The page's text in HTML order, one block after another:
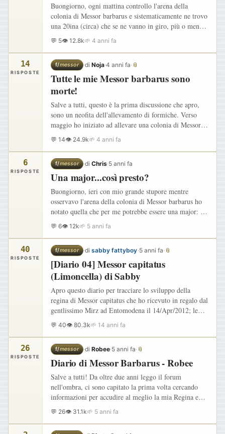
Buongiorno, ogni mattina controllo l'arena della
colonia di Messor barbarus e sistematicamente ne trovo
una 20ina (circa) che se ne vanno in giro, più o meno
freneticamente, ognuna nello svolgimento del proprio
compito!…
💬 5👁 12.8k🌱 4 anni fa
14
RISPOSTE
f/messor ·di Noja·4 anni fa·📎
Tutte le mie Messor barbarus sono
morte!
Salve a tutti, questo è la prima discussione che apro,
sono un neofita dell'allevamento di formiche. Verso
maggio ho iniziato ad allevare una colonia di Messor
barbarus composta da non più di 10 formiche. Fino a
Luglio…
💬 14👁 24.9k🌱 4 anni fa
6
RISPOSTE
f/messor ·di Chris·5 anni fa
Una major...così presto?
Buongiorno, ieri con mio grande stupore mentre
osservavo l'arena della colonia di Messor barbarus ho
notato quella che per me potrebbe essere una major: Se
la memoria non mi inganna, avevo letto che, di solito,
nascono…
💬 6👁 12k🌱 5 anni fa
40
RISPOSTE
f/messor ·di sabby fattyboy·5 anni fa·📎
[Diario 04] Messor capitatus
(Limoncella) di Sabby
Apro questo diario per tracciare lo sviluppo della
regina di Messor capitatus che ho ricevuto in regalo dal
gentlissimo Mirz ad Entomodena il 14/Apr/2012; le
caratteristiche della regina sono le seguenti: Provetta…
💬 40👁 80.3k🌱 14 anni fa
26
RISPOSTE
f/messor ·di Robee·5 anni fa·📎
Diario di Messor Barbarus - Robee
Salve a tutti! Da oltre due anni leggo il forum
nell'ombra, ci sono capitato la prima volta cercando
informazioni per accudire al meglio la mia Regina e
sono rimasto affascinato dai bellissimi diari che molti
di voi…
💬 26👁 31.1k🌱 5 anni fa